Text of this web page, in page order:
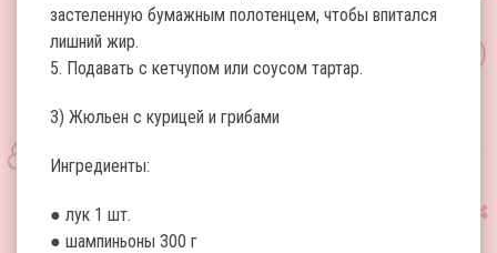
застеленную бумажным полотенцем, чтобы впитался
лишний жир.
5. Подавать с кетчупом или соусом тартар.
3) Жюльен с курицей и грибами
Ингредиенты:
● лук 1 шт.
● шампиньоны 300 г